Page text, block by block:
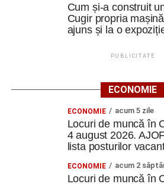
Cum și-a construit
Cugir propria
ajuns și la o
PUBLICITATE
ECONOMIE
ECONOMIE acum 5 zile
Locuri de muncă în
4 august 2026.
lista posturilor
ECONOMIE acum 2
Locuri de muncă în